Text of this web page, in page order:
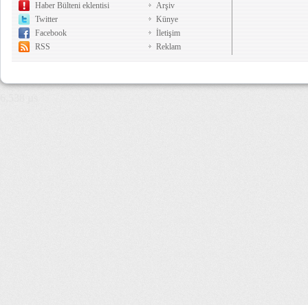
Haber Bülteni eklentisi
Twitter
Facebook
RSS
Arşiv
Künye
İletişim
Reklam